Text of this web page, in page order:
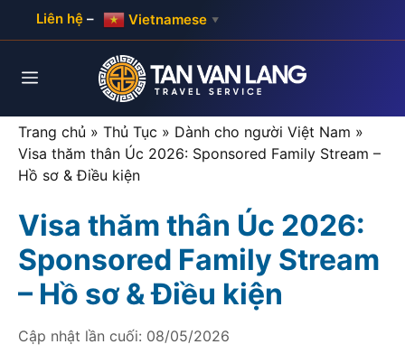
Liên hệ – Vietnamese ▼
Menu
Trang chủ » Thủ Tục » Dành cho người Việt Nam »
Visa thăm thân Úc 2026: Sponsored Family Stream –
Hồ sơ & Điều kiện
Visa thăm thân Úc 2026:
Sponsored Family Stream
– Hồ sơ & Điều kiện
Cập nhật lần cuối: 08/05/2026